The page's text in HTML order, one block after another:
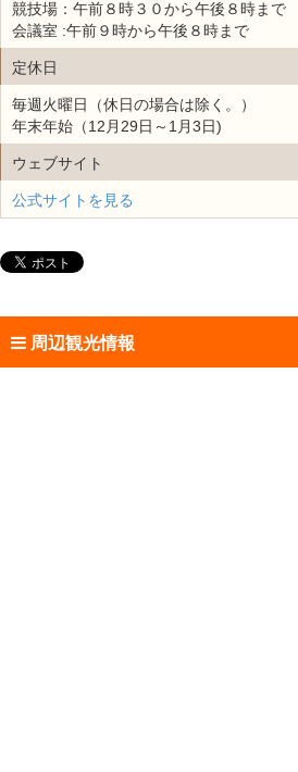
競技場：午前８時３０から午後８時まで
会議室 :午前９時から午後８時まで
定休日
毎週火曜日（休日の場合は除く。）
年末年始（12月29日～1月3日)
ウェブサイト
公式サイトを見る
周辺観光情報